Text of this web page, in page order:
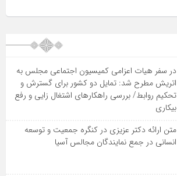
در سفر هیات اعزامی کمیسیون اجتماعی مجلس به
اتریش مطرح شد: تمایل دو کشور برای گسترش و
تحکیم روابط/ بررسی راهکارهای اشتغال زایی و رفع
بیکاری
متن ارائه دکتر عزیزى در کنگره جمعیت و توسعه
انسانى در جمع نمایندگان مجالس آسیا